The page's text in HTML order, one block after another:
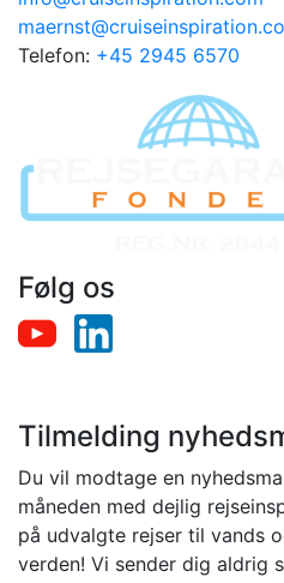
Telefon: +45 2945 6570
Følg os
Tilmelding
Du vil modtage en
måneden med dejlig
på udvalgte rejser til vands
verden! Vi sender dig aldrig